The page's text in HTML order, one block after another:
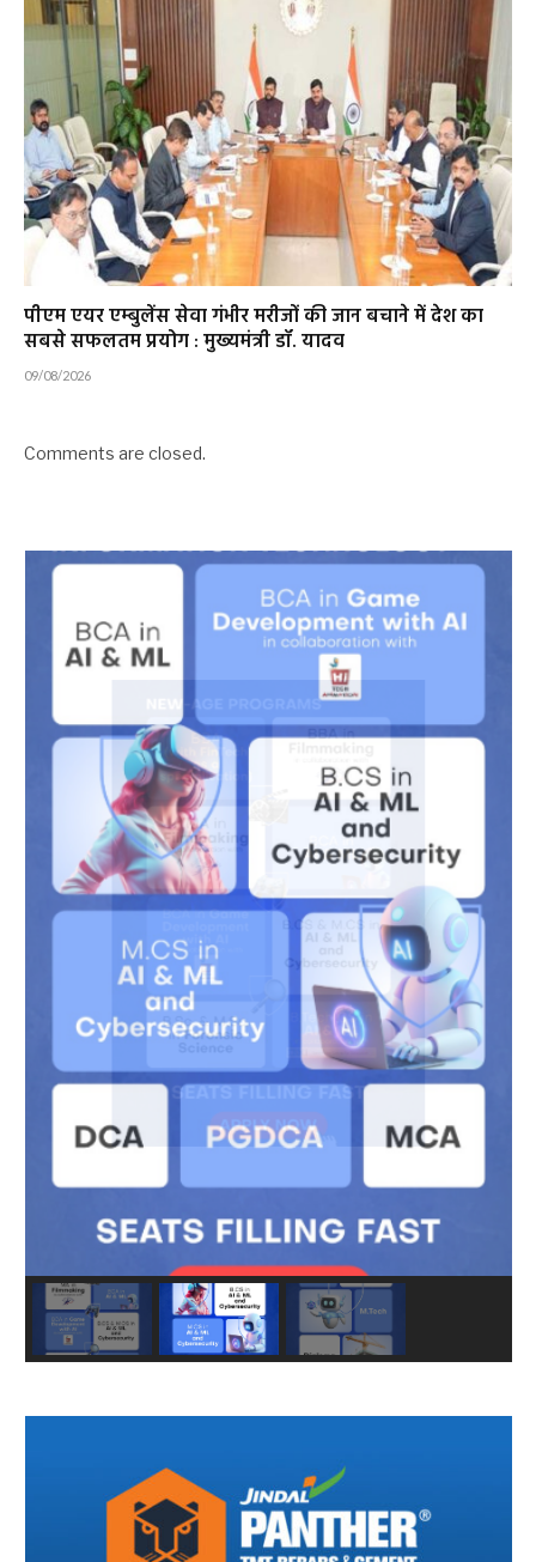
पीएम एयर एम्बुलेंस सेवा गंभीर मरीजों की जान बचाने में देश का
सबसे सफलतम प्रयोग : मुख्यमंत्री डॉ. यादव
09/08/2026
Comments are closed.